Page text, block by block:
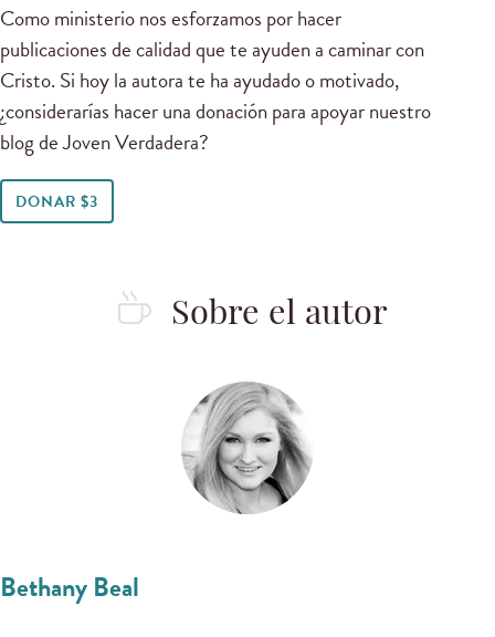
Como ministerio nos esforzamos por hacer
publicaciones de calidad que te ayuden a caminar con
Cristo. Si hoy la autora te ha ayudado o motivado,
¿considerarías hacer una donación para apoyar nuestro
blog de Joven Verdadera?
DONAR $3
Sobre el autor
Bethany Beal